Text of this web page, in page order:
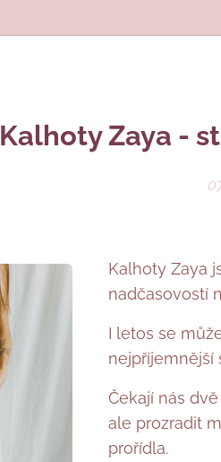
Kalhoty Zaya -
Kalhoty Zaya
nadčasovostí
I letos se
nejpříjemnější
Čekají nás
ale prozradit
prořídla.